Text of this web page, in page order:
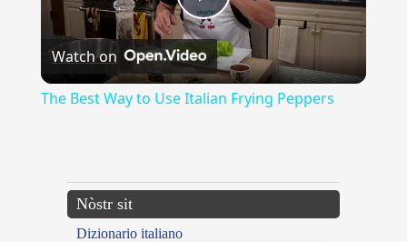
Play
Video
Watch on
The Best Way to Use Italian Frying Peppers
Nòstr sit
Dizionario italiano